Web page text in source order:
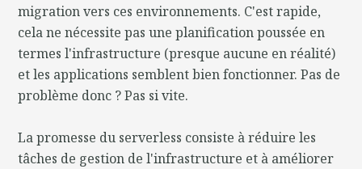
migration vers ces environnements. C'est rapide,
cela ne nécessite pas une planification poussée en
termes l'infrastructure (presque aucune en réalité)
et les applications semblent bien fonctionner. Pas de
problème donc ? Pas si vite.
La promesse du serverless consiste à réduire les
tâches de gestion de l'infrastructure et à améliorer